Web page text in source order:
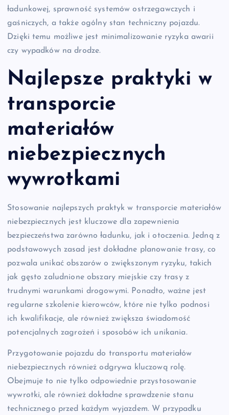
ładunkowej, sprawność systemów ostrzegawczych i
gaśniczych, a także ogólny stan techniczny pojazdu.
Dzięki temu możliwe jest minimalizowanie ryzyka awarii
czy wypadków na drodze.
Najlepsze praktyki w
transporcie
materiałów
niebezpiecznych
wywrotkami
Stosowanie najlepszych praktyk w transporcie materiałów
niebezpiecznych jest kluczowe dla zapewnienia
bezpieczeństwa zarówno ładunku, jak i otoczenia. Jedną z
podstawowych zasad jest dokładne planowanie trasy, co
pozwala unikać obszarów o zwiększonym ryzyku, takich
jak gęsto zaludnione obszary miejskie czy trasy z
trudnymi warunkami drogowymi. Ponadto, ważne jest
regularne szkolenie kierowców, które nie tylko podnosi
ich kwalifikacje, ale również zwiększa świadomość
potencjalnych zagrożeń i sposobów ich unikania.
Przygotowanie pojazdu do transportu materiałów
niebezpiecznych również odgrywa kluczową rolę.
Obejmuje to nie tylko odpowiednie przystosowanie
wywrotki, ale również dokładne sprawdzenie stanu
technicznego przed każdym wyjazdem. W przypadku